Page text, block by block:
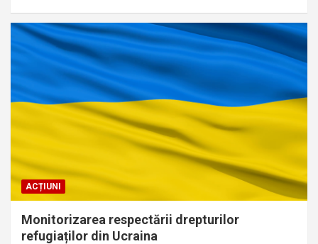
ACȚIUNI
Monitorizarea respectării drepturilor
refugiaților din Ucraina